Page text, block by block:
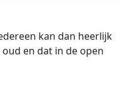
kan dan heerlijk
en dat in de open